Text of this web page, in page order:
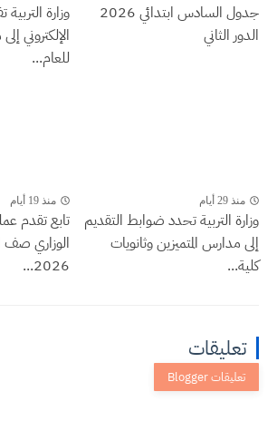
جدول السادس ابتدائي 2026
الدور الثاني
وزارة
الإلكتروني
للعام...
منذ 29 أيام
وزارة التربية تحدد ضوابط التقديم
إلى مدارس المتميزين وثانويات
كلية...
منذ 19 أيام
تابع تقدم
الوزاري صف
2026...
تعليقات